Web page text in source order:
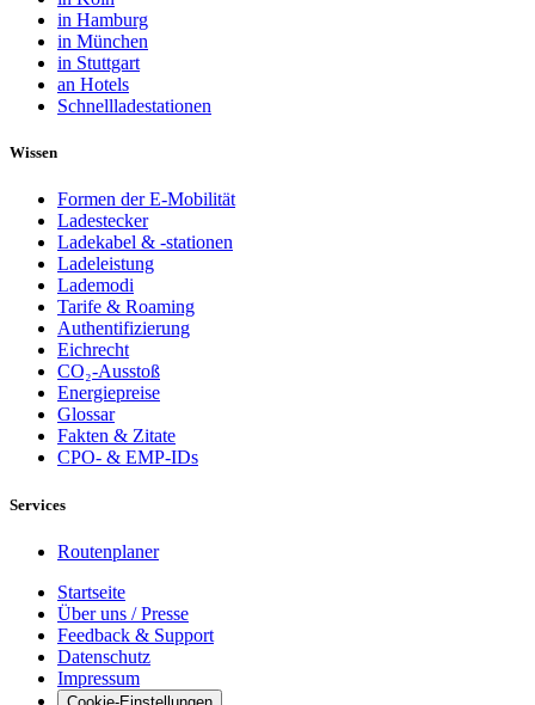
in Hamburg
in München
in Stuttgart
an Hotels
Schnellladestationen
Wissen
Formen der E-Mobilität
Ladestecker
Ladekabel & -stationen
Ladeleistung
Lademodi
Tarife & Roaming
Authentifizierung
Eichrecht
CO₂-Ausstoß
Energiepreise
Glossar
Fakten & Zitate
CPO- & EMP-IDs
Services
Routenplaner
Startseite
Über uns / Presse
Feedback & Support
Datenschutz
Impressum